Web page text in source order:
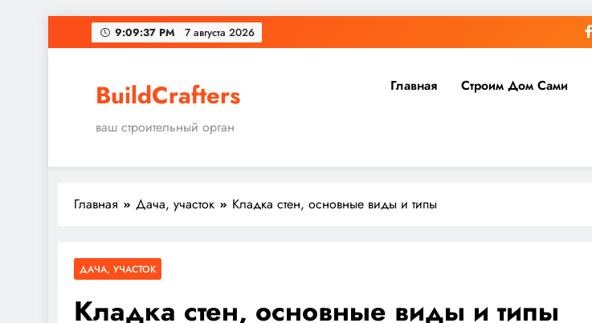
Перейти
к
9:09:39 PM 7 августа 2026
BuildCrafters
ваш строительный орган
Главная Строим Дом Сами
Главная Дача, участок Кладка стен, основные виды и типы
ДАЧА, УЧАСТОК
Кладка стен, основные виды и типы